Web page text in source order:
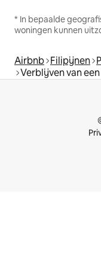
* In bepaalde
woningen kunnen
Airbnb Filipijnen
Verblijven van